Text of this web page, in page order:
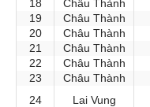
18
Châu Thành
19
Châu Thành
20
Châu Thành
21
Châu Thành
22
Châu Thành
23
Châu Thành
24
Lai Vung